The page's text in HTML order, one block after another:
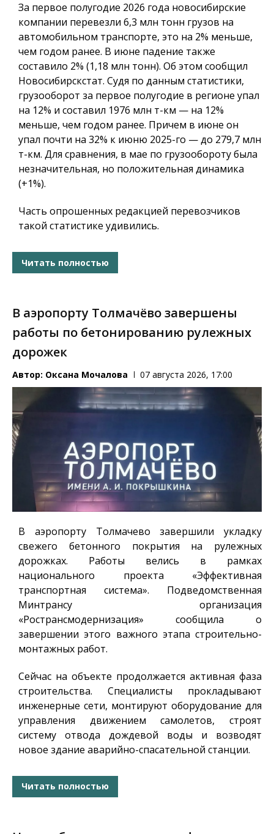
За первое полугодие 2026 года новосибирские
компании перевезли 6,3 млн тонн грузов на
автомобильном транспорте, это на 2% меньше,
чем годом ранее. В июне падение также
составило 2% (1,18 млн тонн). Об этом сообщил
Новосибирскстат. Судя по данным статистики,
грузооборот за первое полугодие в регионе упал
на 12% и составил 1976 млн т-км — на 12%
меньше, чем годом ранее. Причем в июне он
упал почти на 32% к июню 2025-го — до 279,7 млн
т-км. Для сравнения, в мае по грузообороту была
незначительная, но положительная динамика
(+1%).
Часть опрошенных редакцией перевозчиков
такой статистике удивились.
Читать полностью
В аэропорту Толмачёво завершены
работы по бетонированию рулежных
дорожек
Автор: Оксана Мочалова 07 августа 2026, 17:00
В аэропорту Толмачево завершили укладку
свежего бетонного покрытия на рулежных
дорожках. Работы велись в рамках
национального проекта «Эффективная
транспортная система». Подведомственная
Минтрансу организация
«Ространсмодернизация» сообщила о
завершении этого важного этапа строительно-
монтажных работ.
Сейчас на объекте продолжается активная фаза
строительства. Специалисты прокладывают
инженерные сети, монтируют оборудование для
управления движением самолетов, строят
систему отвода дождевой воды и возводят
новое здание аварийно-спасательной станции.
Читать полностью